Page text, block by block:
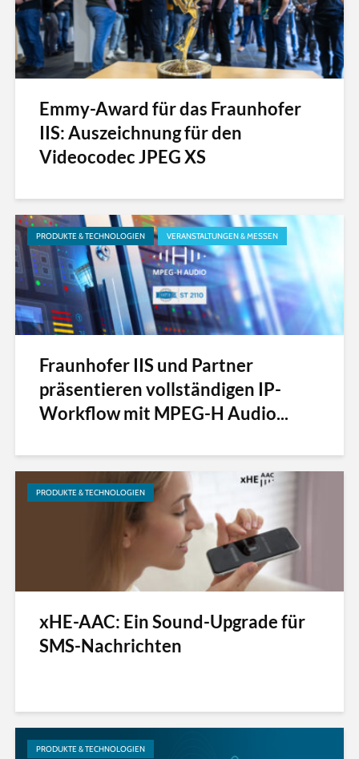
Emmy-Award für das Fraunhofer
IIS: Auszeichnung für den
Videocodec JPEG XS
PRODUKTE & TECHNOLOGIEN VERANSTALTUNGEN & MESSEN
Fraunhofer IIS und Partner
präsentieren vollständigen IP-
Workflow mit MPEG-H Audio...
PRODUKTE & TECHNOLOGIEN
xHE-AAC: Ein Sound-Upgrade für
SMS-Nachrichten
PRODUKTE & TECHNOLOGIEN